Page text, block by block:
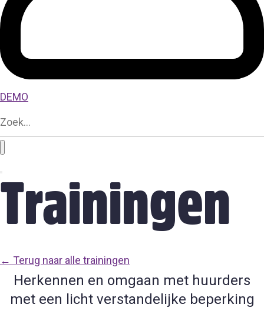
DEMO
Trainingen
← Terug naar alle trainingen
Herkennen en omgaan met huurders
met een licht verstandelijke beperking